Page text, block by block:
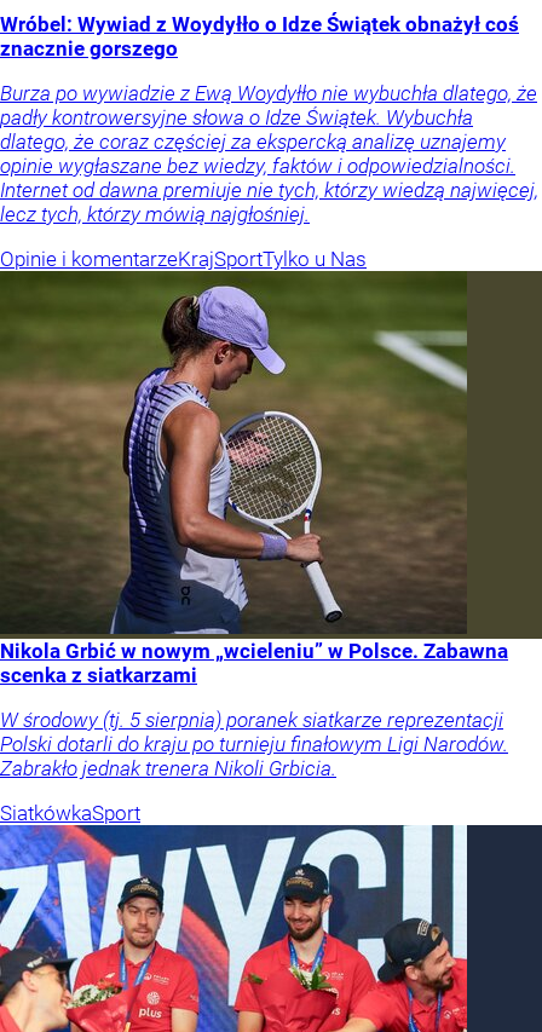
Wróbel: Wywiad z Woydyłło o Idze Świątek obnażył coś
znacznie gorszego
Burza po wywiadzie z Ewą Woydyłło nie wybuchła dlatego, że
padły kontrowersyjne słowa o Idze Świątek. Wybuchła
dlatego, że coraz częściej za ekspercką analizę uznajemy
opinie wygłaszane bez wiedzy, faktów i odpowiedzialności.
Internet od dawna premiuje nie tych, którzy wiedzą najwięcej,
lecz tych, którzy mówią najgłośniej.
Opinie i komentarzeKrajSportTylko u Nas
Nikola Grbić w nowym „wcieleniu” w Polsce. Zabawna
scenka z siatkarzami
W środowy (tj. 5 sierpnia) poranek siatkarze reprezentacji
Polski dotarli do kraju po turnieju finałowym Ligi Narodów.
Zabrakło jednak trenera Nikoli Grbicia.
SiatkówkaSport